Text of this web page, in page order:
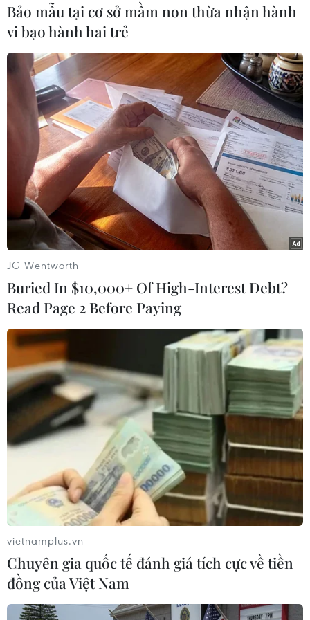
Mai, Nghệ An an toàn. Hiện sức khỏe của 15
thuyền viên đã ổn định./.
(TTXVN/Vietnam+)
#Hải sản sạch #Tàu cá bị nạn
#Bộ đội biên phòng
#Cứu nạn hàng hải
#Đánh bắt hải sản
Nghệ An
Theo dõi VietnamPlus
TIN LIÊN QUAN
Bảo mẫu tại cơ sở mầm non thừa nhận hành
vi bạo hành hai trẻ
JG Wentworth
Buried In $10,000+ Of High-Interest Debt?
Read Page 2 Before Paying
vietnamplus.vn
Chuyên gia quốc tế đánh giá tích cực về tiền
đồng của Việt Nam